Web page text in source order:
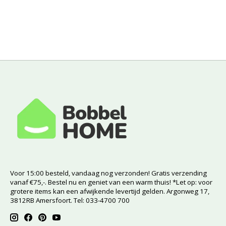
Voor 15:00 besteld, vandaag nog verzonden! Gratis verzending
vanaf €75,-. Bestel nu en geniet van een warm thuis! *Let op: voor
grotere items kan een afwijkende levertijd gelden. Argonweg 17,
3812RB Amersfoort. Tel: 033-4700 700